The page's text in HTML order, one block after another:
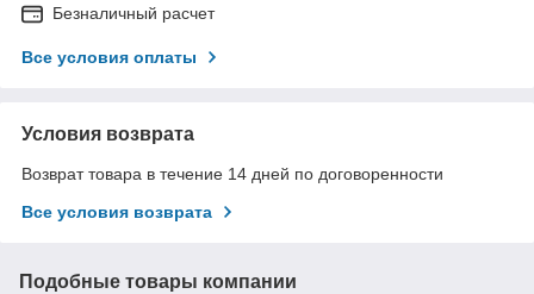
Безналичный расчет
Все условия оплаты
Условия возврата
Возврат товара в течение 14 дней по договоренности
Все условия возврата
Подобные товары компании